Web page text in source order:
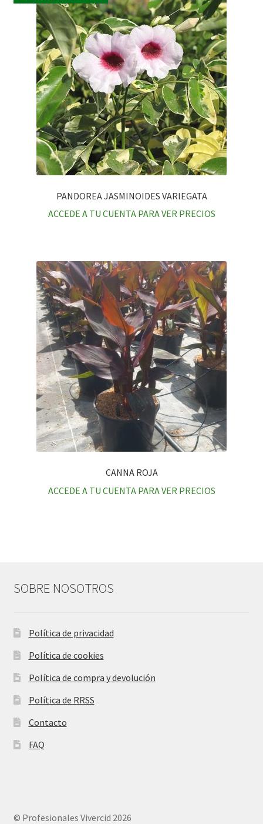
PANDOREA JASMINOIDES VARIEGATA
ACCEDE A TU CUENTA PARA VER PRECIOS
CANNA ROJA
ACCEDE A TU CUENTA PARA VER PRECIOS
SOBRE NOSOTROS
Política de privacidad
Política de cookies
Política de compra y devolución
Política de RRSS
Contacto
FAQ
© Profesionales Vivercid 2026